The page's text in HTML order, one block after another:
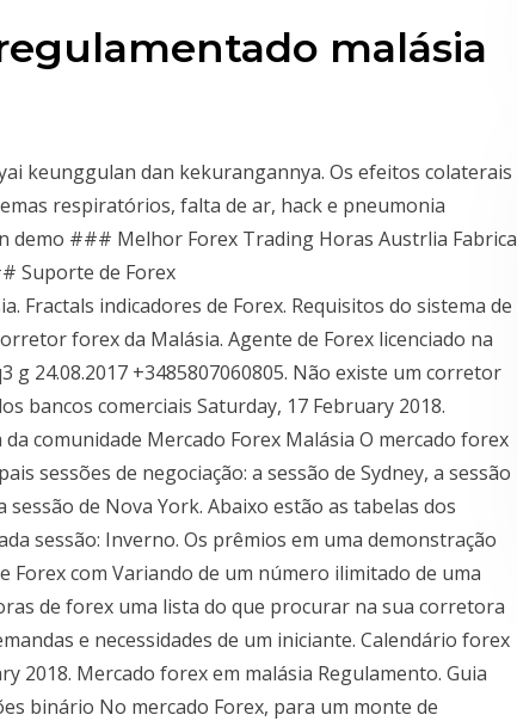
malásia
keunggulan dan kekurangannya. Os efeitos colaterais
respiratórios, falta de ar, hack e pneumonia
demo ### Melhor Forex Trading Horas Austrlia Fabrica
Suporte de Forex
Fractals indicadores de Forex. Requisitos do sistema de
forex da Malásia. Agente de Forex licenciado na
g 24.08.2017 +3485807060805. Não existe um corretor
bancos comerciais Saturday, 17 February 2018.
comunidade Mercado Forex Malásia O mercado forex
sessões de negociação: a sessão de Sydney, a sessão
de Nova York. Abaixo estão as tabelas dos
sessão: Inverno. Os prêmios em uma demonstração
Forex com Variando de um número ilimitado de uma
de forex uma lista do que procurar na sua corretora
e necessidades de um iniciante. Calendário forex
2018. Mercado forex em malásia Regulamento. Guia
binário No mercado Forex, para um monte de